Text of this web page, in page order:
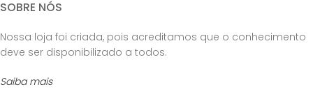
SOBRE NÓS
Nossa loja foi criada, pois acreditamos que o conhecimento
deve ser disponibilizado a todos.
Saiba mais